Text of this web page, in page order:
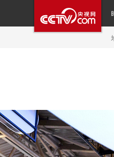
新聞
人民領袖習近平
視頻 小央視頻